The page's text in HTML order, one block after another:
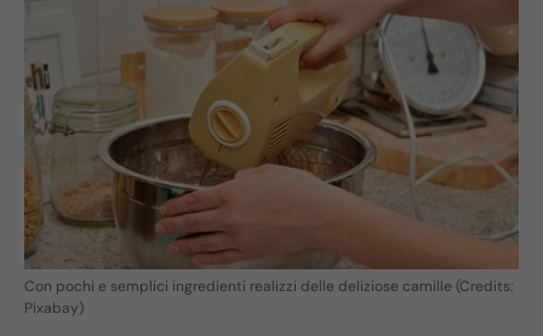
Con pochi e semplici ingredienti realizzi delle deliziose camille (Credits:
Pixabay)